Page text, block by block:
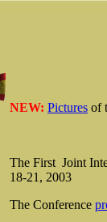
NEW: Pictures of
The First Joint
18-21, 2003
The Conference